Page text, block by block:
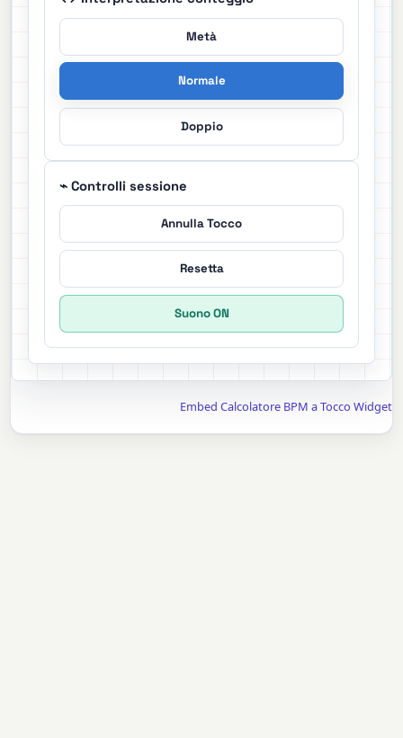
Metà
Normale
Doppio
⌁ Controlli sessione
Annulla Tocco
Resetta
Suono ON
Embed Calcolatore BPM a Tocco Widget